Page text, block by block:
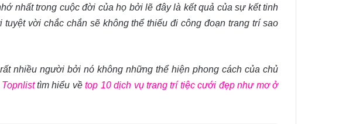
nhất trong cuộc đời của họ bởi lẽ đây là kết quả của sự kết tinh
vời chắc chắn sẽ không thể thiếu đi công đoạn trang trí sao
nhiều người bởi nó không những thể hiện phong cách của chủ
Topnlisttìm hiểu vềtop 10 dịch vụ trang trí tiệc cưới đẹp như mơ ở